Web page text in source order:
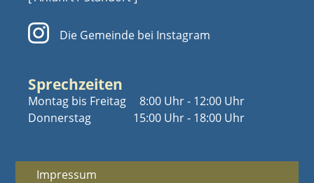
Die Gemeinde bei Instagram
Sprechzeiten
Montag bis Freitag
Donnerstag
8:00 Uhr - 12:00 Uhr
15:00 Uhr - 18:00 Uhr
Impressum